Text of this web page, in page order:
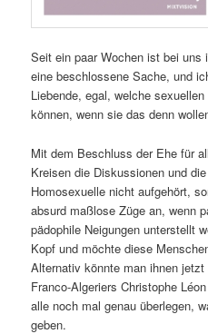
Seit ein paar Wochen ist bei
eine beschlossene Sache, und
Liebende, egal, welche
können, wenn sie das denn
Mit dem Beschluss der Ehe für
Kreisen die Diskussionen und
Homosexuelle nicht aufgehört,
absurd maßlose Züge an, wenn
pädophile Neigungen unterstellt
Kopf und möchte diese
Alternativ könnte man ihnen
Franco-Algeriers Christophe
alle noch mal genau überlegen,
geben.